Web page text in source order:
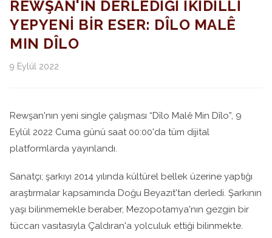
REWŞAN'IN DERLEDİĞİ İKİDİLLİ
YEPYENİ BİR ESER: DÎLO MALÊ
MIN DÎLO
9 Eylül 2022
Rewşan'nın yeni single çalışması “Dîlo Malê Min Dîlo”, 9
Eylül 2022 Cuma günü saat 00:00'da tüm dijital
platformlarda yayınlandı.
Sanatçı; şarkıyı 2014 yılında kültürel bellek üzerine yaptığı
araştırmalar kapsamında Doğu Beyazıt'tan derledi. Şarkının
yaşı bilinmemekle beraber, Mezopotamya'nın gezgin bir
tüccarı vasıtasıyla Çaldıran'a yolculuk ettiği bilinmekte.